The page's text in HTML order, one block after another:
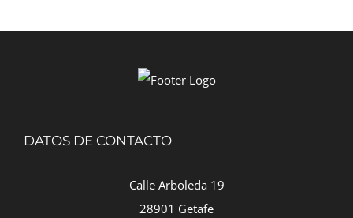
DATOS DE CONTACTO
Calle Arboleda 19
28901 Getafe